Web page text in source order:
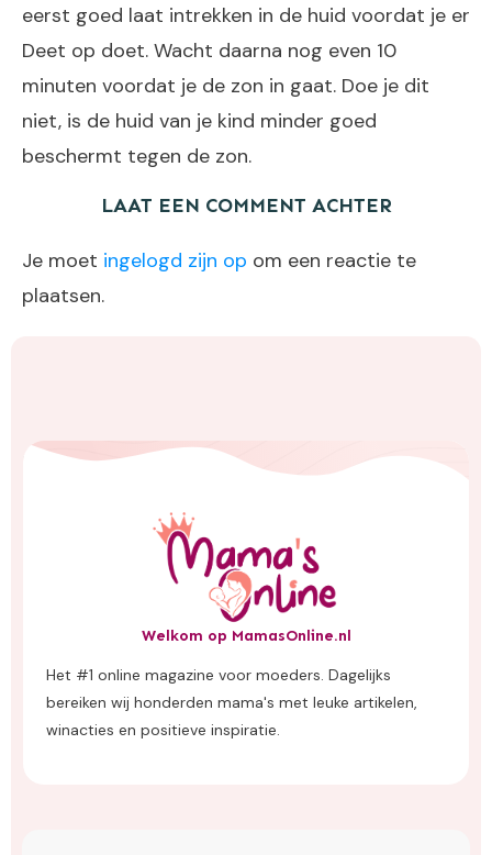
eerst goed laat intrekken in de huid voordat je er
Deet op doet. Wacht daarna nog even 10
minuten voordat je de zon in gaat. Doe je dit
niet, is de huid van je kind minder goed
beschermt tegen de zon.
LAAT EEN COMMENT ACHTER
Je moet ingelogd zijn op om een reactie te
plaatsen.
Welkom op MamasOnline.nl
Het #1 online magazine voor moeders. Dagelijks
bereiken wij honderden mama's met leuke artikelen,
winacties en positieve inspiratie.